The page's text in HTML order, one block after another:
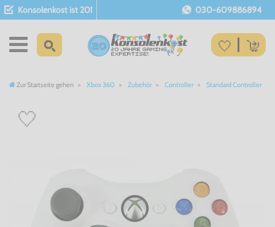
Konsolenkost ist 20! 030-609886894
Zur Startseite gehen Xbox 360 Zubehör Controller Standard Controller